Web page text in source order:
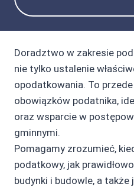
Doradztwo w zakresie
nie tylko ustalenie
opodatkowania. To
obowiązków podatnika,
oraz wsparcie w
gminnymi.
Pomagamy zrozumieć,
podatkowy, jak
budynki i budowle, a także